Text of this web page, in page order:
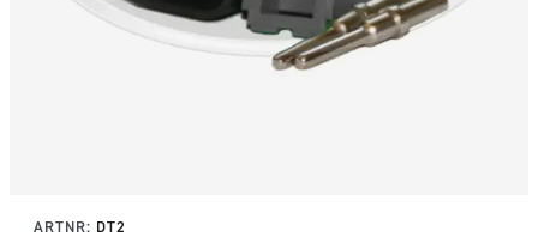
ARTNR: DT2